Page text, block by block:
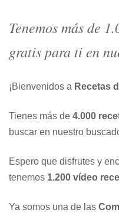
Tenemos más de
gratis para ti en
¡Bienvenidos a Recetas
Tienes más de 4.000
buscar en nuestro
Espero que disfrutes y
tenemos 1.200 vídeo
Ya somos una de las